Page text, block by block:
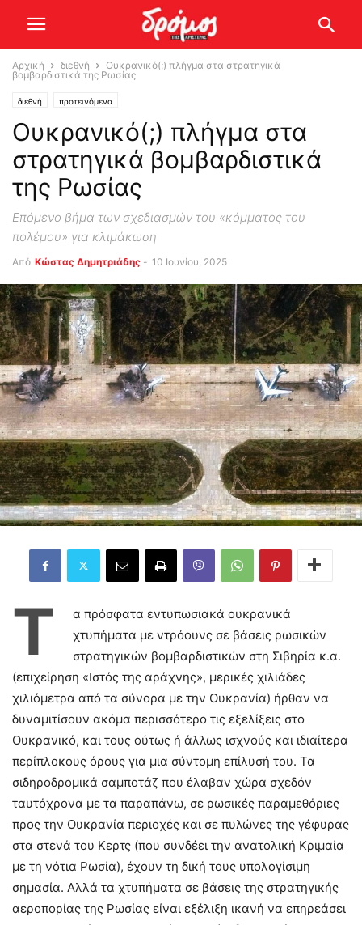
Αρχική διεθνή
Ουκρανικό(;) πλήγμα στα στρατηγικά
βομβαρδιστικά της Ρωσίας
διεθνή προτεινόμενα
Ουκρανικό(;) πλήγμα στα
στρατηγικά βομβαρδιστικά
της Ρωσίας
Επόμενο βήμα των σχεδιασμών του «κόμματος του
πολέμου» για κλιμάκωση
Από Kώστας Δημητριάδης - 10 Ιουνίου, 2025
Τ
α πρόσφατα εντυπωσιακά ουκρανικά
χτυπήματα με ντρόουνς σε βάσεις ρωσικών
στρατηγικών βομβαρδιστικών στη Σιβηρία κ.α.
(επιχείρηση «Ιστός της αράχνης», μερικές χιλιάδες
χιλιόμετρα από τα σύνορα με την Ουκρανία) ήρθαν να
δυναμιτίσουν ακόμα περισσότερο τις εξελίξεις στο
Ουκρανικό, και τους ούτως ή άλλως ισχνούς και ιδιαίτερα
περίπλοκους όρους για μια σύντομη επίλυσή του. Τα
σιδηροδρομικά σαμποτάζ που έλαβαν χώρα σχεδόν
ταυτόχρονα με τα παραπάνω, σε ρωσικές παραμεθόριες
προς την Ουκρανία περιοχές και σε πυλώνες της γέφυρας
στα στενά του Κερτς (που συνδέει την ανατολική Κριμαία
με τη νότια Ρωσία), έχουν τη δική τους υπολογίσιμη
σημασία. Αλλά τα χτυπήματα σε βάσεις της στρατηγικής
αεροπορίας της Ρωσίας είναι εξέλιξη ικανή να επηρεάσει